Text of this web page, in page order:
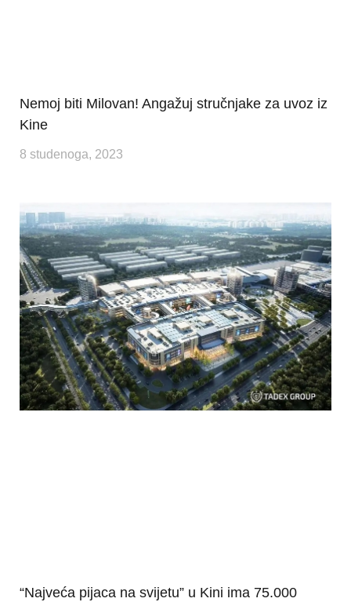
Nemoj biti Milovan! Angažuj stručnjake za uvoz iz
Kine
8 studenoga, 2023
“Najveća pijaca na svijetu” u Kini ima 75.000